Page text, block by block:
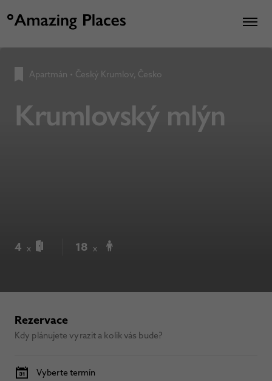
Apartmán • Český Krumlov, Česko
Krumlovský mlýn
4 x 18 x
Rezervace
Kdy plánujete vyrazit a kolik vás bude?
Vyberte termín